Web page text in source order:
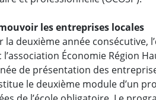
les entreprises locales
la deuxième année consécutive,
l’association Économie Région
de présentation des
le deuxième module d’un